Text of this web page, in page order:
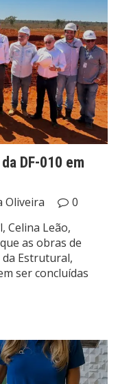
DF-010 em
Oliveira
0
Celina Leão,
as obras de
da Estrutural,
ser concluídas